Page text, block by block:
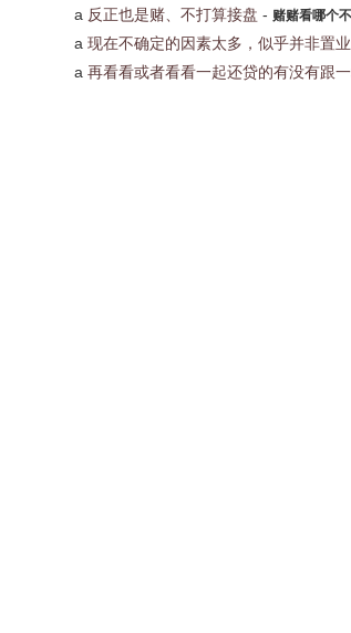
a 反正也是赌、不打算接盘 - 赌赌看哪个
a 现在不确定的因素太多，似乎并非置
a 再看看或者看看一起还贷的有没有跟